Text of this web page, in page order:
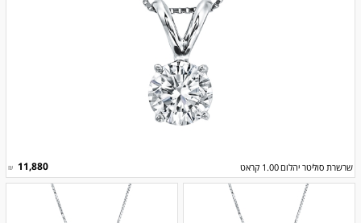
שרשרת סוליטר יהלום 1.00 קראט 11,880
₪